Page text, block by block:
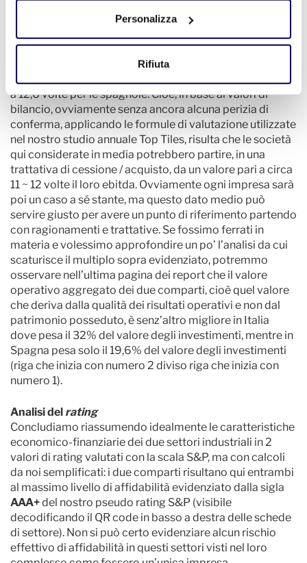
Personalizza
Rifiuta
moltiplicatore che rapporta l’Enterprise Value con
l’ebitda, solitamente indicato con la sigla EV/EBITDA. Se
leggiamo la seconda pagina dei due report che
completano le analisi dei due settori qui considerati, si
osserva che questo moltiplicatore ha valori molto vicini
nei due aggregati, dove è pari a 11,8 volte per le italiane e
a 12,6 volte per le spagnole. Cioè, in base ai valori di
bilancio, ovviamente senza ancora alcuna perizia di
conferma, applicando le formule di valutazione utilizzate
nel nostro studio annuale Top Tiles, risulta che le società
qui considerate in media potrebbero partire, in una
trattativa di cessione / acquisto, da un valore pari a circa
11 ~ 12 volte il loro ebitda. Ovviamente ogni impresa sarà
poi un caso a sé stante, ma questo dato medio può
servire giusto per avere un punto di riferimento partendo
con ragionamenti e trattative. Se fossimo ferrati in
materia e volessimo approfondire un po’ l’analisi da cui
scaturisce il multiplo sopra evidenziato, potremmo
osservare nell’ultima pagina dei report che il valore
operativo aggregato dei due comparti, cioè quel valore
che deriva dalla qualità dei risultati operativi e non dal
patrimonio posseduto, è senz’altro migliore in Italia
dove pesa il 32% del valore degli investimenti, mentre in
Spagna pesa solo il 19,6% del valore degli investimenti
(riga che inizia con numero 2 diviso riga che inizia con
numero 1).
Analisi del rating
Concludiamo riassumendo idealmente le caratteristiche
economico-finanziarie dei due settori industriali in 2
valori di rating valutati con la scala S&P, ma con calcoli
da noi semplificati: i due comparti risultano qui entrambi
al massimo livello di affidabilità evidenziato dalla sigla
AAA+del nostro pseudo rating S&P (visibile
decodificando il QR code in basso a destra delle schede
di settore). Non si può certo evidenziare alcun rischio
effettivo di affidabilità in questi settori visti nel loro